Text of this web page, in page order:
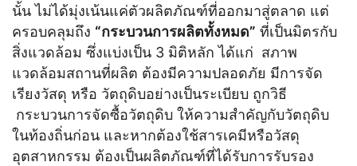
นั้น ไม่ได้มุ่งเน้นแค่ตัวผลิตภัณฑ์ที่ออกมาสู่ตลาด แต่
ครอบคลุมถึง “กระบวนการผลิตทั้งหมด” ที่เป็นมิตรกับ
สิ่งแวดล้อม ซึ่งแบ่งเป็น 3 มิติหลัก ได้แก่ สภาพ
แวดล้อมสถานที่ผลิต ต้องมีความปลอดภัย มีการจัด
เรียงวัสดุ หรือ วัตถุดิบอย่างเป็นระเบียบ ถูกวิธี
กระบวนการจัดซื้อวัตถุดิบ ให้ความสำคัญกับวัตถุดิบ
ในท้องถิ่นก่อน และหากต้องใช้สารเคมีหรือวัสดุ
อุตสาหกรรม ต้องเป็นผลิตภัณฑ์ที่ได้รับการรับรอง